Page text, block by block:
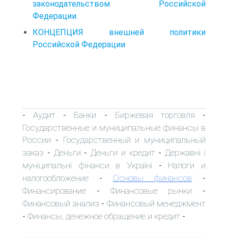
законодательством Российской
Федерации.
КОНЦЕПЦИЯ внешней политики
Российской Федерации
-Аудит - Банки - Биржевая торговля -
Государственные и муниципальные финансы в
России - Государственный и муниципальный
заказ - Деньги - Деньги и кредит - Державні і
муніципальні фінанси в Україні - Налоги и
налогообложение - Основы финансов -
Финансирование - Финансовые рынки -
Финансовый анализ - Финансовый менеджмент
- Финансы, денежное обращение и кредит -